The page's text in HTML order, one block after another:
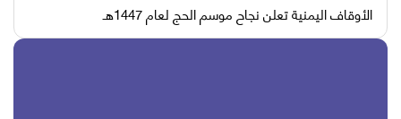
الأوقاف اليمنية تعلن نجاح موسم الحج لعام 1447هـ